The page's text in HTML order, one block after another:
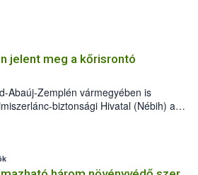
jelent meg a kőrisrontó
Abaúj-Zemplén vármegyében is
biztonsági Hivatal (Nébih) a
(Agrilus planipennis) jelenlétét. A
találták meg, de már fertőzött
az intézkedéseket a szlovák